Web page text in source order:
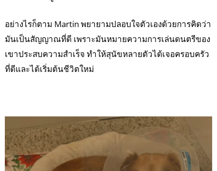
อย่างไรก็ตาม Martin พยายามปลอบใจตัวเองด้วยการคิดว่า
มันเป็นสัญญาณที่ดี เพราะมันหมายความการเล่นดนตรีของ
เขาประสบความสำเร็จ ทำให้สุนัขหลายตัวได้เจอครอบครัว
ที่ดีและได้เริ่มต้นชีวิตใหม่